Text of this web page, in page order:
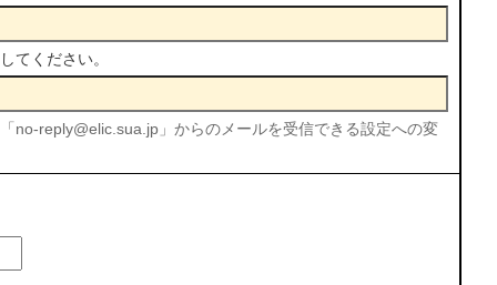
てください。
no-reply@elic.sua.jp」からのメールを受信できる設定への変